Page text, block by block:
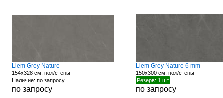
Liem Grey Nature
154x328 см, пол/стены
Наличие: по запросу
по запросу
Liem Grey Nature 6 mm
150x300 см, пол/стены
Резерв: 1 шт
по запросу